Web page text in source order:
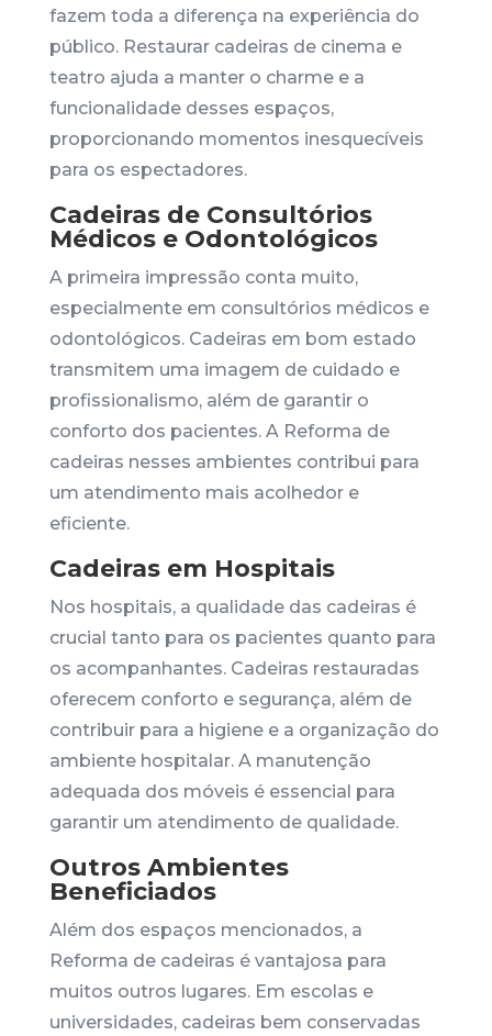
fazem toda a diferença na experiência do
público. Restaurar cadeiras de cinema e
teatro ajuda a manter o charme e a
funcionalidade desses espaços,
proporcionando momentos inesquecíveis
para os espectadores.
Cadeiras de Consultórios
Médicos e Odontológicos
A primeira impressão conta muito,
especialmente em consultórios médicos e
odontológicos. Cadeiras em bom estado
transmitem uma imagem de cuidado e
profissionalismo, além de garantir o
conforto dos pacientes. A Reforma de
cadeiras nesses ambientes contribui para
um atendimento mais acolhedor e
eficiente.
Cadeiras em Hospitais
Nos hospitais, a qualidade das cadeiras é
crucial tanto para os pacientes quanto para
os acompanhantes. Cadeiras restauradas
oferecem conforto e segurança, além de
contribuir para a higiene e a organização do
ambiente hospitalar. A manutenção
adequada dos móveis é essencial para
garantir um atendimento de qualidade.
Outros Ambientes
Beneficiados
Além dos espaços mencionados, a
Reforma de cadeiras é vantajosa para
muitos outros lugares. Em escolas e
universidades, cadeiras bem conservadas